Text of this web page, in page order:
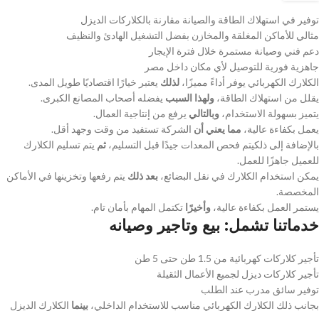
توفير في استهلاك الطاقة والصيانة مقارنة بالكلاركات الديزل
مثالي للأماكن المغلقة والمخازن بفضل التشغيل الهادئ والنظيف
دعم فني وصيانة مستمرة خلال فترة الإيجار
جاهزية فورية للتوصيل لأي مكان داخل مصر
الكلارك الكهربائي يوفر أداءً مميزًا، لذلك يعتبر خيارًا اقتصاديًا طويل المدى.
يقلل من استهلاك الطاقة، ولهذا السبب يفضله أصحاب المصانع الكبرى.
يتميز بسهولة الاستخدام، وبالتالي يرفع من إنتاجية العمال.
يعمل بكفاءة عالية، مما يعني أن الشركة تستفيد من وقت وجهد أقل.
بالإضافة إلى ذلكيتم فحص المعدات جيدًا قبل التسليم، ثم يتم تسليم الكلارك
للعميل جاهزًا للعمل.
يمكن استخدام الكلارك في نقل البضائع، بعد ذلك يتم رفعها وتخزينها في الأماكن
المخصصة.
يستمر العمل بكفاءة عالية، وأخيرًا تكتمل المهام بأمان تام.
خدماتنا تشمل: بيع وتاجير وصيانه
تأجير كلاركات كهربائية من 1.5 طن حتى 5 طن
تأجير كلاركات ديزل لجميع الأعمال الثقيلة
توفير سائق مدرب عند الطلب
بجانب ذلك الكلارك الكهربائي مناسب للاستخدام الداخلي، بينما الكلارك الديزل